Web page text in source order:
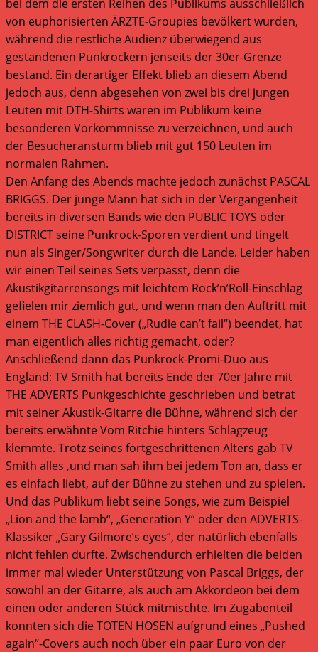
bei dem die ersten Reihen des Publikums ausschließlich
von euphorisierten ÄRZTE-Groupies bevölkert wurden,
während die restliche Audienz überwiegend aus
gestandenen Punkrockern jenseits der 30er-Grenze
bestand. Ein derartiger Effekt blieb an diesem Abend
jedoch aus, denn abgesehen von zwei bis drei jungen
Leuten mit DTH-Shirts waren im Publikum keine
besonderen Vorkommnisse zu verzeichnen, und auch
der Besucheransturm blieb mit gut 150 Leuten im
normalen Rahmen.
Den Anfang des Abends machte jedoch zunächst PASCAL
BRIGGS. Der junge Mann hat sich in der Vergangenheit
bereits in diversen Bands wie den PUBLIC TOYS oder
DISTRICT seine Punkrock-Sporen verdient und tingelt
nun als Singer/Songwriter durch die Lande. Leider haben
wir einen Teil seines Sets verpasst, denn die
Akustikgitarrensongs mit leichtem Rock’n’Roll-Einschlag
gefielen mir ziemlich gut, und wenn man den Auftritt mit
einem THE CLASH-Cover („Rudie can’t fail“) beendet, hat
man eigentlich alles richtig gemacht, oder?
Anschließend dann das Punkrock-Promi-Duo aus
England: TV Smith hat bereits Ende der 70er Jahre mit
THE ADVERTS Punkgeschichte geschrieben und betrat
mit seiner Akustik-Gitarre die Bühne, während sich der
bereits erwähnte Vom Ritchie hinters Schlagzeug
klemmte. Trotz seines fortgeschrittenen Alters gab TV
Smith alles ,und man sah ihm bei jedem Ton an, dass er
es einfach liebt, auf der Bühne zu stehen und zu spielen.
Und das Publikum liebt seine Songs, wie zum Beispiel
„Lion and the lamb“, „Generation Y“ oder den ADVERTS-
Klassiker „Gary Gilmore’s eyes“, der natürlich ebenfalls
nicht fehlen durfte. Zwischendurch erhielten die beiden
immer mal wieder Unterstützung von Pascal Briggs, der
sowohl an der Gitarre, als auch am Akkordeon bei dem
einen oder anderen Stück mitmischte. Im Zugabenteil
konnten sich die TOTEN HOSEN aufgrund eines „Pushed
again“-Covers auch noch über ein paar Euro von der